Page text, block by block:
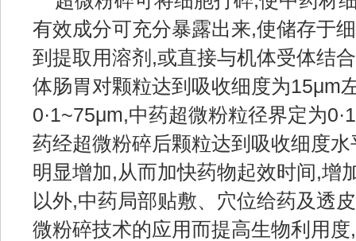
有效成分可充分暴露出来,使储存于
到提取用溶剂,或直接与机体受体结
体肠胃对颗粒达到吸收细度为15μm
0·1~75μm,中药超微粉粒径界定为
药经超微粉碎后颗粒达到吸收细度
明显增加,从而加快药物起效时间,增
以外,中药局部贴敷、穴位给药及透
微粉碎技术的应用而提高生物利用